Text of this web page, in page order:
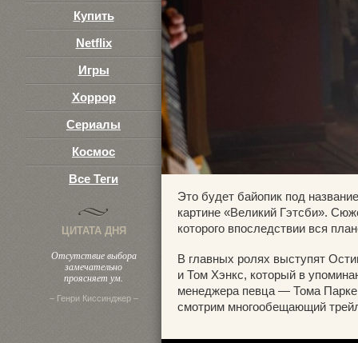
Купить
Netflix
Игры
Хоррор
Сериалы
Космос
Все Теги
ЦИТАТА ДНЯ
Отсутствие выбора
замечательно
проясняет ум.
– Генри Киссинджер –
Это будет байопик под
картине «Великий Гэтсби».
которого впоследствии вся
В главных ролях выступят
и Том Хэнкс, который в
менеджера певца — Тома
смотрим многообещающий